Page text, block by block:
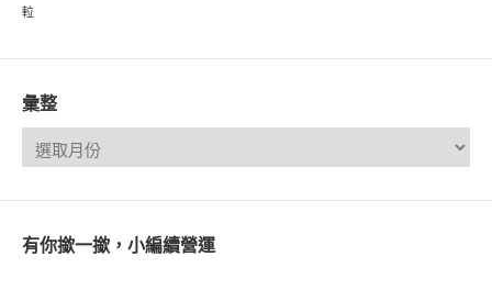
𨋢
彙整
有你撳一撳，小編續營運